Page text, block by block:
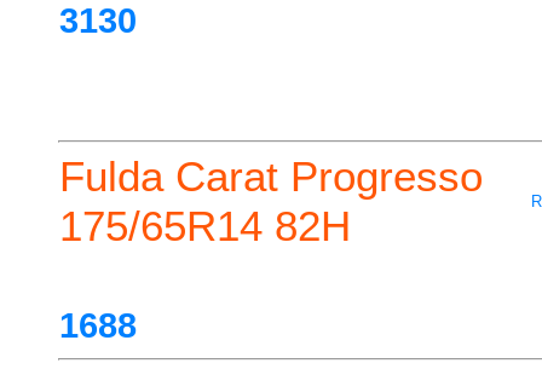
3130
Fulda Carat Progresso
175/65R14 82H
1688